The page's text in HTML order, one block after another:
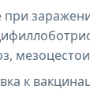
при
к